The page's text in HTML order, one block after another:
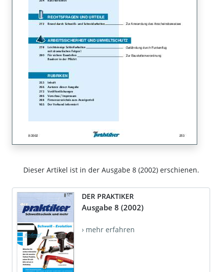
Dieser Artikel ist in der Ausgabe 8 (2002) erschienen.
DER PRAKTIKER
Ausgabe 8 (2002)
› mehr erfahren